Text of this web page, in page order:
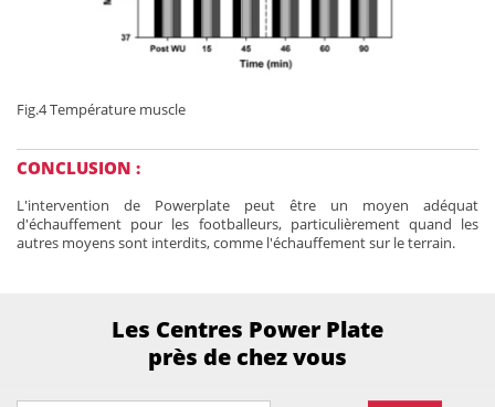
Fig.4 Température muscle
CONCLUSION :
L'intervention de Powerplate peut être un moyen adéquat
d'échauffement pour les footballeurs, particulièrement quand les
autres moyens sont interdits, comme l'échauffement sur le terrain.
Les Centres Power Plate
près de chez vous